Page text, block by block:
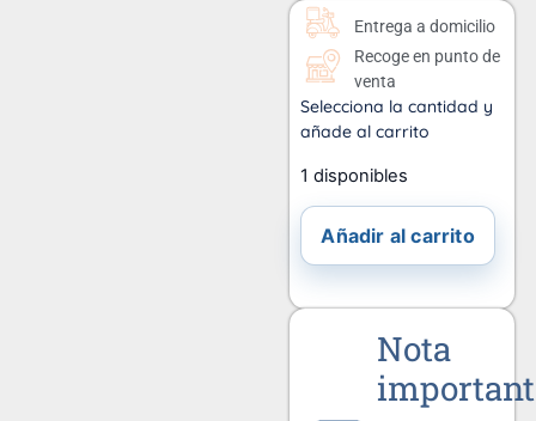
Entrega a domicilio
Recoge en punto de
venta
Selecciona la cantidad y
añade al carrito
1 disponibles
Añadir al carrito
Nota